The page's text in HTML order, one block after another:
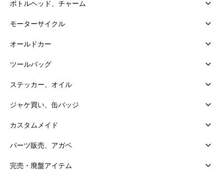
ボトルヘッド、チャーム
モーターサイクル
オールドカー
ツールバッグ
ステッカー、オイル
ジャケ買い、缶バッジ
カスタムメイド
パーツ販売、アガベ
完売・廃盤アイテム